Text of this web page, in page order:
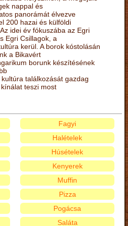
nappal és
panorámát élvezve
200 hazai és külföldi
idei év fókuszába az Egri
Egri Csillagok, a
kerül. A borok kóstolásán
a Bikavért
borunk készítésének
találkozását gazdag
teszi most
Fagyi
Halételek
Húsételek
Kenyerek
Muffin
Pizza
Pogácsa
Saláta